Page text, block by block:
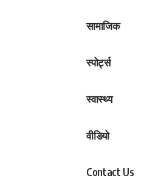
सामाजिक
स्पोर्ट्स
स्वास्थ्य
वीडियो
Contact Us